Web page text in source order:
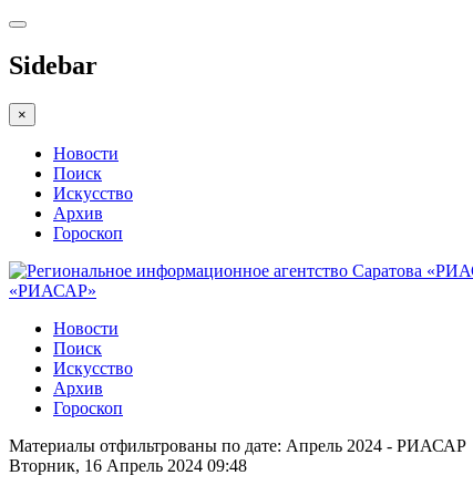
Sidebar
×
Новости
Поиск
Искусство
Архив
Гороскоп
«РИАСАР»
Новости
Поиск
Искусство
Архив
Гороскоп
Материалы отфильтрованы по дате: Апрель 2024 - РИАСАР
Вторник, 16 Апрель 2024 09:48